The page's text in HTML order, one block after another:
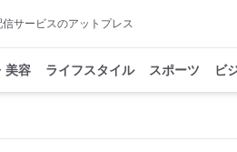
サービスのアットプレス
美容 ライフスタイル スポーツ ビ